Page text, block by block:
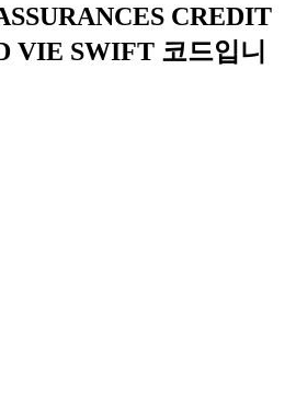
CREDIT
VIE SWIFT 코드입니